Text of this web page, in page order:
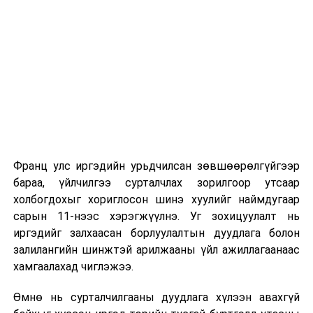
2026 оны 9 дүгээр сарын 13-наас оюутнуудыг
дотуур байранд оруулж эхэлнэ.
Сургууль, цэцэрлэгийн үйл ажиллагааны
зохицуулалт
2026 оны 8 дугаар сарын 17–28-ны өдрүүдэд
байранд элсэлт, бүртгэл болон бусад аливаа
Франц улс иргэдийн урьдчилсан зөвшөөрөлгүйгээр
бараа, үйлчилгээ сурталчлах зорилгоор утсаар
холбогдохыг хориглосон шинэ хуулийг наймдугаар
сарын 11-нээс хэрэгжүүлнэ. Уг зохицуулалт нь
иргэдийг залхаасан борлуулалтын дуудлага болон
залилангийн шинжтэй арилжааны үйл ажиллагаанаас
хамгаалахад чиглэжээ.
Өмнө нь сурталчилгааны дуудлага хүлээн авахгүй